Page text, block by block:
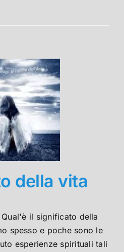
della vita
il significato della
spesso e poche sono le
esperienze spirituali tali